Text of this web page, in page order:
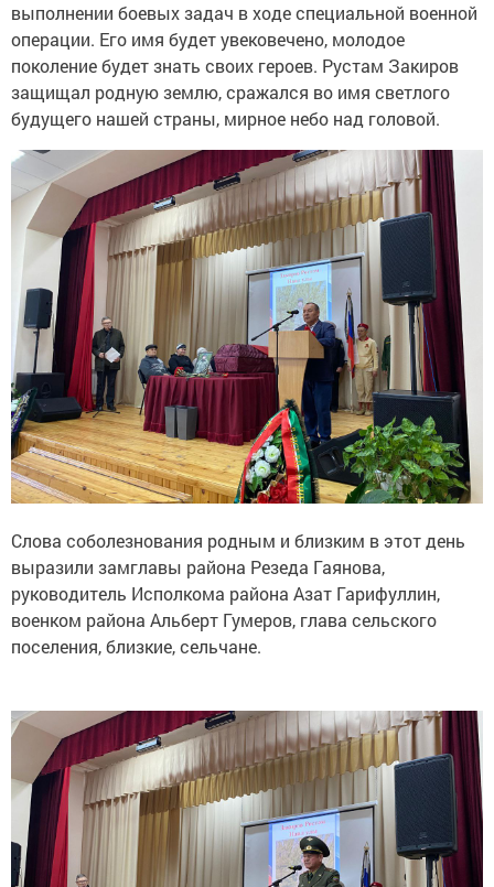
выполнении боевых задач в ходе специальной военной
операции. Его имя будет увековечено, молодое
поколение будет знать своих героев. Рустам Закиров
защищал родную землю, сражался во имя светлого
будущего нашей страны, мирное небо над головой.
Слова соболезнования родным и близким в этот день
выразили замглавы района Резеда Гаянова,
руководитель Исполкома района Азат Гарифуллин,
военком района Альберт Гумеров, глава сельского
поселения, близкие, сельчане.